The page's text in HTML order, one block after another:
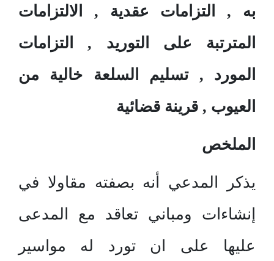
به , التزامات عقدية , الالتزامات
المترتبة على التوريد , التزامات
المورد , تسليم السلعة خالية من
العيوب , قرينة قضائية
الملخص
يذكر المدعي أنه بصفته مقاولا في
إنشاءات ومباني تعاقد مع المدعى
عليها على ان تورد له مواسير